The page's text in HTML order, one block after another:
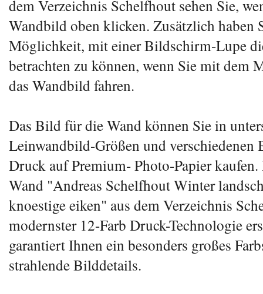
dem Verzeichnis Schelfhout sehen Sie,
Wandbild oben klicken. Zusätzlich haben
Möglichkeit, mit einer Bildschirm-Lupe
betrachten zu können, wenn Sie mit dem
das Wandbild fahren.
Das Bild für die Wand können Sie in
Leinwandbild-Größen und verschiedenen
Druck auf Premium- Photo-Papier
Wand "Andreas Schelfhout Winter
knoestige eiken" aus dem Verzeichnis
modernster 12-Farb Druck-Technologie
garantiert Ihnen ein besonders großes
strahlende Bilddetails.